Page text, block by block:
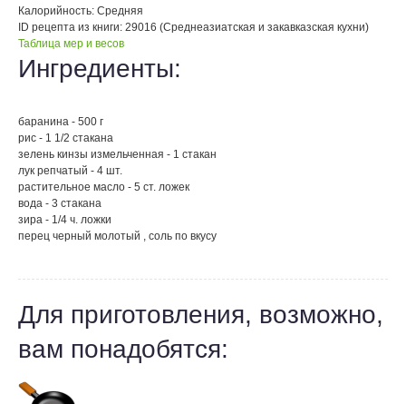
Калорийность: Средняя
ID рецепта из книги: 29016 (Среднеазиатская и закавказская кухни)
Таблица мер и весов
Ингредиенты:
баранина - 500 г
рис - 1 1/2 стакана
зелень кинзы измельченная - 1 стакан
лук репчатый - 4 шт.
растительное масло - 5 ст. ложек
вода - 3 стакана
зира - 1/4 ч. ложки
перец черный молотый , соль по вкусу
Для приготовления, возможно,
вам понадобятся: